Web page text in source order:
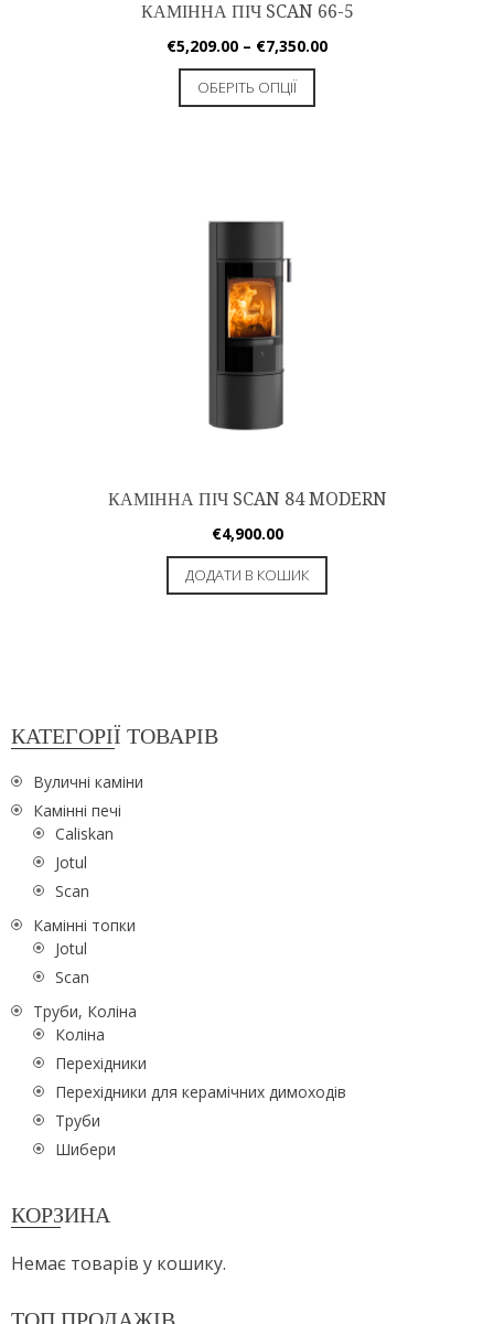
КАМІННА ПІЧ SCAN 66-5
€5,209.00 – €7,350.00
ОБЕРІТЬ ОПЦІЇ
КАМІННА ПІЧ SCAN 84 MODERN
€4,900.00
ДОДАТИ В КОШИК
КАТЕГОРІЇ ТОВАРІВ
Вуличні каміни
Камінні печі
Caliskan
Jotul
Scan
Камінні топки
Jotul
Scan
Труби, Коліна
Коліна
Перехідники
Перехідники для керамічних димоходів
Труби
Шибери
КОРЗИНА
Немає товарів у кошику.